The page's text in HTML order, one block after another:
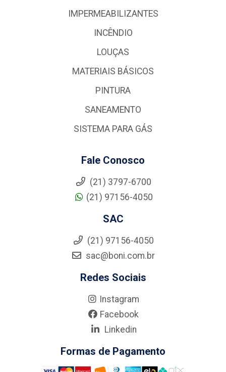
IMPERMEABILIZANTES
INCÊNDIO
LOUÇAS
MATERIAIS BÁSICOS
PINTURA
SANEAMENTO
SISTEMA PARA GÁS
Fale Conosco
(21) 3797-6700
(21) 97156-4050
SAC
(21) 97156-4050
sac@boni.com.br
Redes Sociais
Instagram
Facebook
Linkedin
Formas de Pagamento